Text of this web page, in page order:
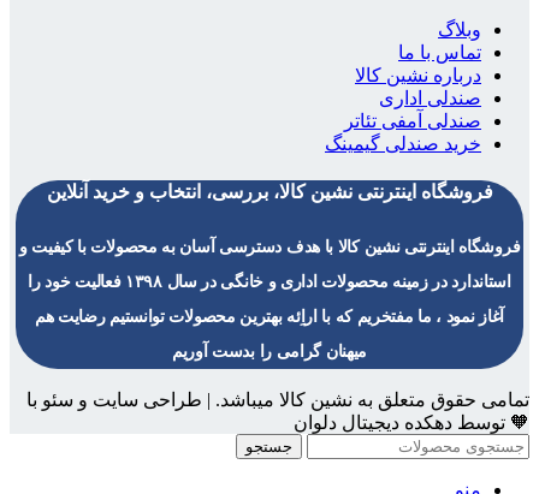
وبلاگ
تماس با ما
درباره نشین کالا
صندلی اداری
صندلی آمفی تئاتر
خرید صندلی گیمینگ
فروشگاه اینترنتی نشین کالا، بررسی، انتخاب و خرید آنلاین
فروشگاه اینترنتی نشین کالا با هدف دسترسی آسان به محصولات با کیفیت و
استاندارد در زمینه محصولات اداری و خانگی در سال ۱۳۹۸ فعالیت خود را
آغاز نمود ، ما مفتخریم که با اراِئه بهترین محصولات توانستیم رضایت هم
میهنان گرامی را بدست آوریم
تمامی حقوق متعلق به نشین کالا میباشد. | طراحی سایت و سئو با
🧡 توسط دهکده دیجیتال دلوان
جستجو
منو